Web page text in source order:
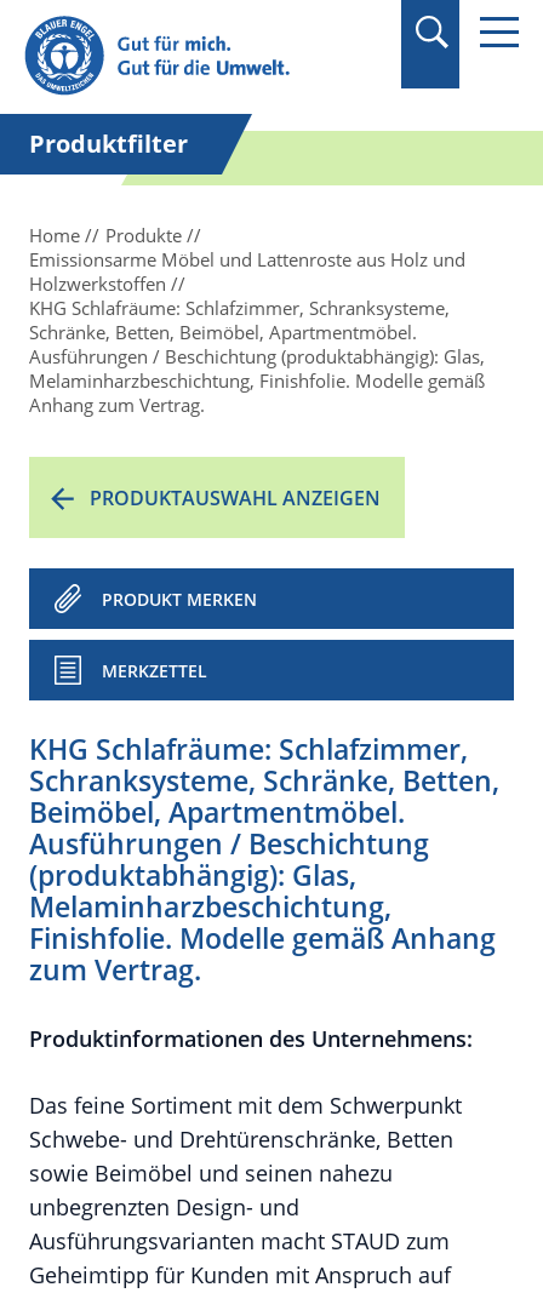
Suchbegriff in
Anführungszeichen
setzen.
Produktfilter
Home
Produkte
Emissionsarme Möbel und Lattenroste aus Holz und
Holzwerkstoffen
KHG Schlafräume: Schlafzimmer, Schranksysteme,
Schränke, Betten, Beimöbel, Apartmentmöbel.
Ausführungen / Beschichtung (produktabhängig): Glas,
Melaminharzbeschichtung, Finishfolie. Modelle gemäß
Anhang zum Vertrag.
PRODUKTAUSWAHL ANZEIGEN
PRODUKT MERKEN
MERKZETTEL
KHG Schlafräume: Schlafzimmer,
Schranksysteme, Schränke, Betten,
Beimöbel, Apartmentmöbel.
Ausführungen / Beschichtung
(produktabhängig): Glas,
Melaminharzbeschichtung,
Finishfolie. Modelle gemäß Anhang
zum Vertrag.
Produktinformationen des Unternehmens:
Das feine Sortiment mit dem Schwerpunkt
Schwebe- und Drehtürenschränke, Betten
sowie Beimöbel und seinen nahezu
unbegrenzten Design- und
Ausführungsvarianten macht STAUD zum
Geheimtipp für Kunden mit Anspruch auf